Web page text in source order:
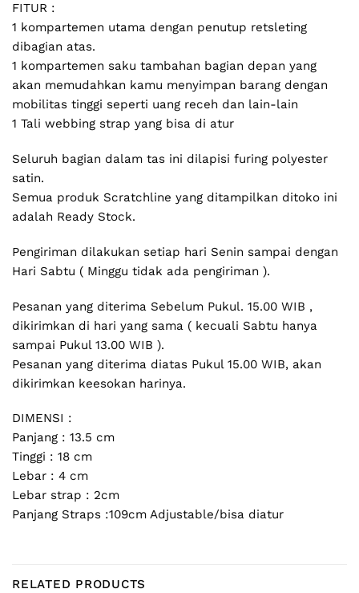
FITUR :
1 kompartemen utama dengan penutup retsleting
dibagian atas.
1 kompartemen saku tambahan bagian depan yang
akan memudahkan kamu menyimpan barang dengan
mobilitas tinggi seperti uang receh dan lain-lain
1 Tali webbing strap yang bisa di atur
Seluruh bagian dalam tas ini dilapisi furing polyester
satin.
Semua produk Scratchline yang ditampilkan ditoko ini
adalah Ready Stock.
Pengiriman dilakukan setiap hari Senin sampai dengan
Hari Sabtu ( Minggu tidak ada pengiriman ).
Pesanan yang diterima Sebelum Pukul. 15.00 WIB ,
dikirimkan di hari yang sama ( kecuali Sabtu hanya
sampai Pukul 13.00 WIB ).
Pesanan yang diterima diatas Pukul 15.00 WIB, akan
dikirimkan keesokan harinya.
DIMENSI :
Panjang : 13.5 cm
Tinggi : 18 cm
Lebar : 4 cm
Lebar strap : 2cm
Panjang Straps :109cm Adjustable/bisa diatur
RELATED PRODUCTS